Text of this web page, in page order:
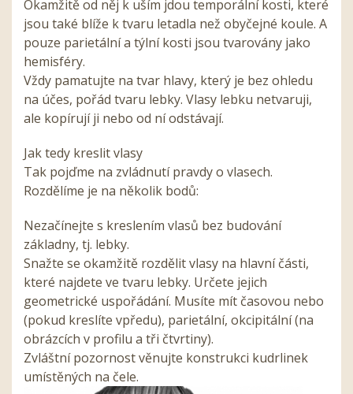
Okamžitě od něj k uším jdou temporální kosti, které
jsou také blíže k tvaru letadla než obyčejné koule. A
pouze parietální a týlní kosti jsou tvarovány jako
hemisféry.
Vždy pamatujte na tvar hlavy, který je bez ohledu
na účes, pořád tvaru lebky. Vlasy lebku netvaruji,
ale kopírují ji nebo od ní odstávají.
Jak tedy kreslit vlasy
Tak pojďme na zvládnutí pravdy o vlasech.
Rozdělíme je na několik bodů:
Nezačínejte s kreslením vlasů bez budování
základny, tj. lebky.
Snažte se okamžitě rozdělit vlasy na hlavní části,
které najdete ve tvaru lebky. Určete jejich
geometrické uspořádání. Musíte mít časovou nebo
(pokud kreslíte vpředu), parietální, okcipitální (na
obrázcích v profilu a tři čtvrtiny).
Zvláštní pozornost věnujte konstrukci kudrlinek
umístěných na čele.